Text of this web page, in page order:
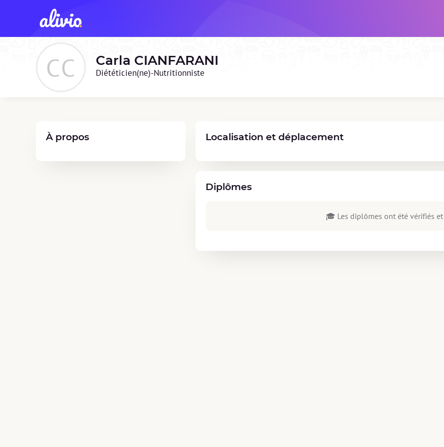
CC Carla CIANFARANI
Diététicien(ne)-Nutritionniste
À propos Localisation et déplacement
Diplômes
🎓 Les diplômes ont été vérifiés